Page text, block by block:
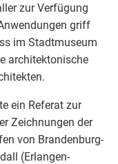
zur Verfügung
griff
im Stadtmuseum
architektonische
ein Referat zur
Zeichnungen der
von Brandenburg-
(Erlangen-